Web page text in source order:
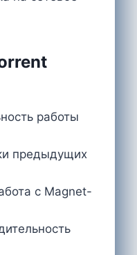
работы
предыдущих
с Magnet-